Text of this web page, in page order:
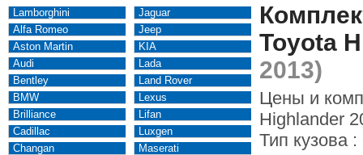
Lamborghini
Alfa Romeo
Aston Martin
Audi
Bentley
BMW
Brilliance
Cadillac
Changan
Jaguar
Jeep
KIA
Lada
Land Rover
Lexus
Lifan
Luxgen
Maserati
Toyota
2013)
Цены и
Highlander
Тип кузова :